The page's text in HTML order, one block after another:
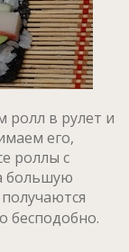
ролл в рулет и
его,
роллы с
большую
бесподобно.